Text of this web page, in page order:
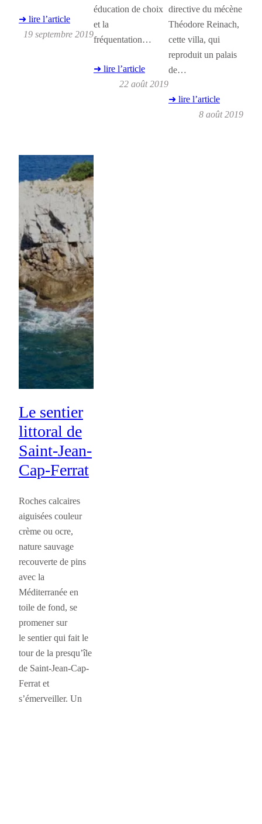
➜ lire l’article
19 septembre 2019
éducation de choix
et la
fréquentation…
➜ lire l’article
22 août 2019
directive du mécène
Théodore Reinach,
cette villa, qui
reproduit un palais
de…
➜ lire l’article
8 août 2019
Le sentier
littoral de
Saint-Jean-
Cap-Ferrat
Roches calcaires
aiguisées couleur
crème ou ocre,
nature sauvage
recouverte de pins
avec la
Méditerranée en
toile de fond, se
promener sur
le sentier qui fait le
tour de la presqu’île
de Saint-Jean-Cap-
Ferrat et
s’émerveiller. Un